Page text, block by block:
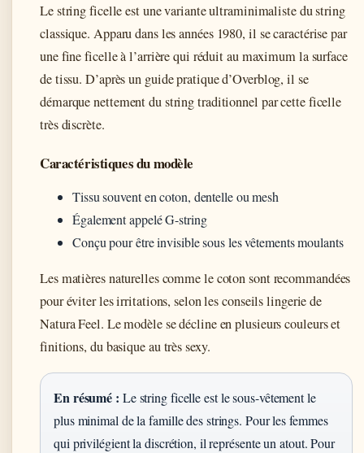
Le string ficelle est une variante ultraminimaliste du string
classique. Apparu dans les années 1980, il se caractérise par
une fine ficelle à l’arrière qui réduit au maximum la surface
de tissu. D’après un guide pratique d’Overblog, il se
démarque nettement du string traditionnel par cette ficelle
très discrète.
Caractéristiques du modèle
Tissu souvent en coton, dentelle ou mesh
Également appelé G-string
Conçu pour être invisible sous les vêtements moulants
Les matières naturelles comme le coton sont recommandées
pour éviter les irritations, selon les conseils lingerie de
Natura Feel. Le modèle se décline en plusieurs couleurs et
finitions, du basique au très sexy.
En résumé : Le string ficelle est le sous-vêtement le
plus minimal de la famille des strings. Pour les femmes
qui privilégient la discrétion, il représente un atout. Pour